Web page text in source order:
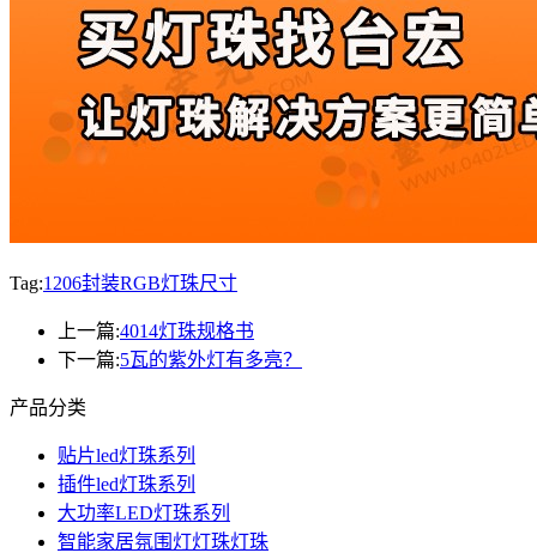
Tag:1206封装RGB灯珠尺寸
上一篇:4014灯珠规格书
下一篇:5瓦的紫外灯有多亮？
产品分类
贴片led灯珠系列
插件led灯珠系列
大功率LED灯珠系列
智能家居氛围灯灯珠灯珠